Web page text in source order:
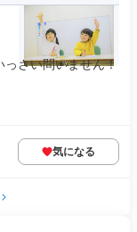
さい問いません！
気になる